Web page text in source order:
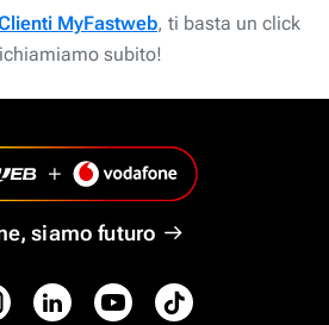
MyFastweb, ti basta un click
subito!
siamo futuro